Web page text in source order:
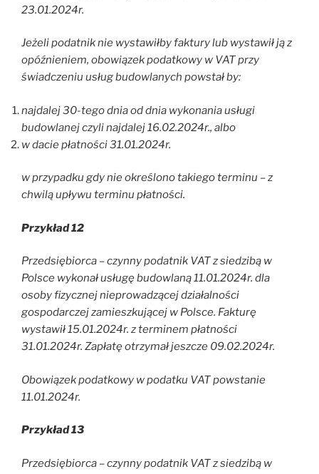
23.01.2024r.
Jeżeli podatnik nie wystawiłby faktury lub wystawił ją z
opóźnieniem, obowiązek podatkowy w VAT przy
świadczeniu usług budowlanych powstał by:
najdalej 30-tego dnia od dnia wykonania usługi
budowlanej czyli najdalej 16.02.2024r., albo
w dacie płatności 31.01.2024r.
w przypadku gdy nie określono takiego terminu – z
chwilą upływu terminu płatności.
Przykład 12
Przedsiębiorca – czynny podatnik VAT z siedzibą w
Polsce wykonał usługę budowlaną 11.01.2024r. dla
osoby fizycznej nieprowadzącej działalności
gospodarczej zamieszkującej w Polsce. Fakturę
wystawił 15.01.2024r. z terminem płatności
31.01.2024r. Zapłatę otrzymał jeszcze 09.02.2024r.
Obowiązek podatkowy w podatku VAT powstanie
11.01.2024r.
Przykład 13
Przedsiębiorca – czynny podatnik VAT z siedzibą w